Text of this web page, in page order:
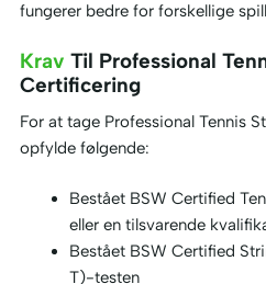
fungerer bedre for forskellige
Krav Til Professional
Certificering
For at tage Professional Tennis
opfylde følgende:
Bestået BSW Certified
eller en tilsvarende
Bestået BSW Certified
T)-testen